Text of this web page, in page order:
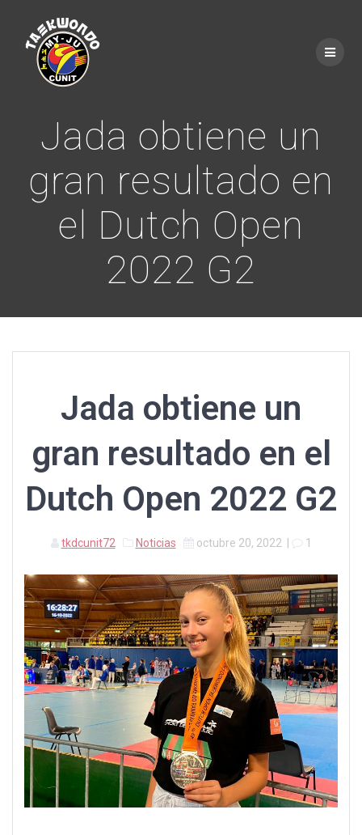
Jada obtiene un
gran resultado en
el Dutch Open
2022 G2
Jada obtiene un
gran resultado en el
Dutch Open 2022 G2
tkdcunit72 Noticias octubre 20, 2022| 1